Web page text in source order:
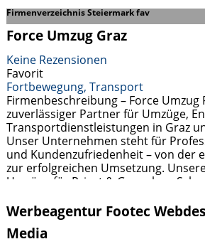
Erstgespräch buchen!Weiterlesen …
Firmenverzeichnis Steiermark fav
Force Umzug Graz
Keine Rezensionen
Favorit
Fortbewegung, Transport
Firmenbeschreibung – Force Umzug
zuverlässiger Partner für Umzüge,
Transportdienstleistungen in Graz
Unser Unternehmen steht für
und Kundenzufriedenheit – von der
zur erfolgreichen Umsetzung.
Umzüge für Privat & Gewerbe –
Entrümpelung &
Weiterlesen …
Werbeagentur Footec
Media